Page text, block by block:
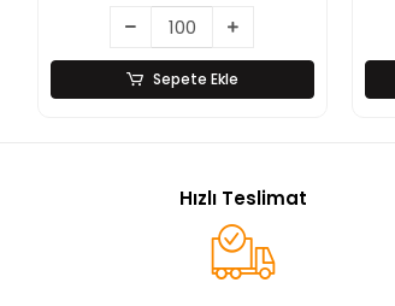
Sepete Ekle
Hızlı Teslimat